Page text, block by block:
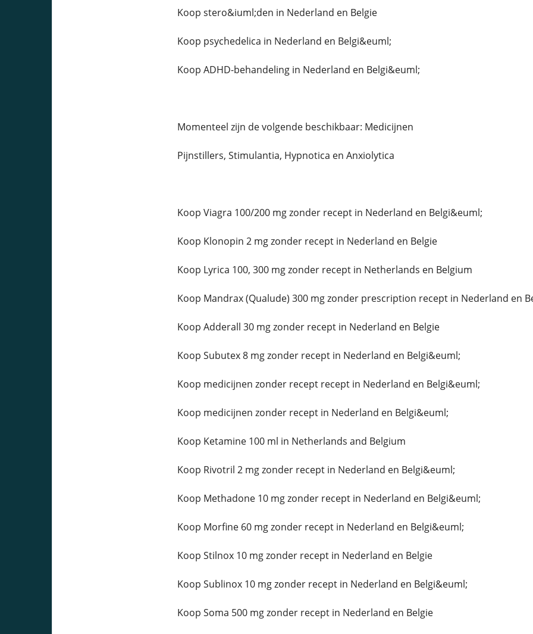
Koop stero&iuml;den in Nederland en Belgie
Koop psychedelica in Nederland en Belgi&euml;
Koop ADHD-behandeling in Nederland en Belgi&euml;
Momenteel zijn de volgende beschikbaar: Medicijnen
Pijnstillers, Stimulantia, Hypnotica en Anxiolytica
Koop Viagra 100/200 mg zonder recept in Nederland en Belgi&euml;
Koop Klonopin 2 mg zonder recept in Nederland en Belgie
Koop Lyrica 100, 300 mg zonder recept in Netherlands en Belgium
Koop Mandrax (Qualude) 300 mg zonder prescription recept in Nederland en
Koop Adderall 30 mg zonder recept in Nederland en Belgie
Koop Subutex 8 mg zonder recept in Nederland en Belgi&euml;
Koop medicijnen zonder recept recept in Nederland en Belgi&euml;
Koop medicijnen zonder recept in Nederland en Belgi&euml;
Koop Ketamine 100 ml in Netherlands and Belgium
Koop Rivotril 2 mg zonder recept in Nederland en Belgi&euml;
Koop Methadone 10 mg zonder recept in Nederland en Belgi&euml;
Koop Morfine 60 mg zonder recept in Nederland en Belgi&euml;
Koop Stilnox 10 mg zonder recept in Nederland en Belgie
Koop Sublinox 10 mg zonder recept in Nederland en Belgi&euml;
Koop Soma 500 mg zonder recept in Nederland en Belgie